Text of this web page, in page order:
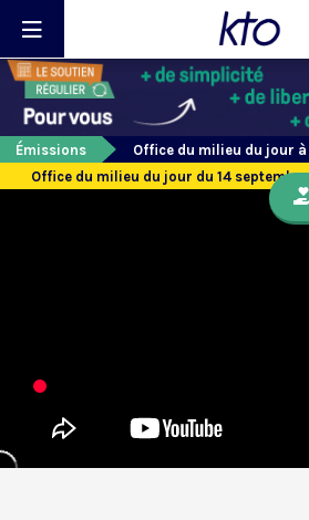
Émissions
Office du milieu du jour
Office du milieu du jour du 14